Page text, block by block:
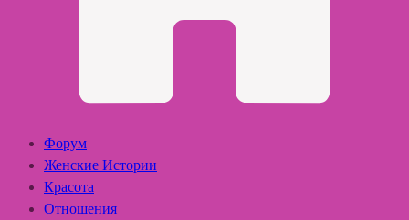
Форум
Женские Истории
Красота
Отношения